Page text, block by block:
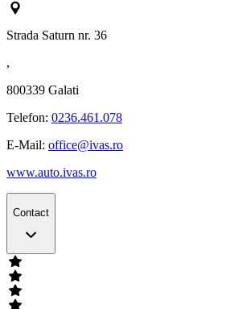
Strada Saturn nr. 36
,
800339 Galati
Telefon: 0236.461.078
E-Mail: office@ivas.ro
www.auto.ivas.ro
Contact